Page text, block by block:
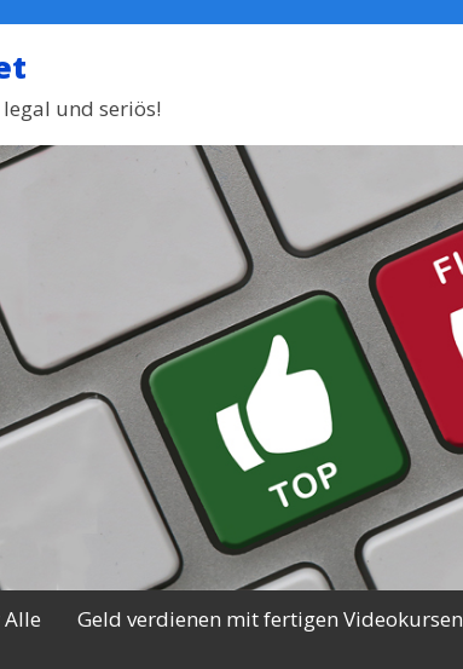
und seriös!
Geld verdienen mit fertigen Videokursen